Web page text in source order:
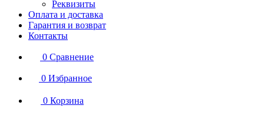
Реквизиты
Оплата и доставка
Гарантия и возврат
Контакты
0 Сравнение
0 Избранное
0 Корзина